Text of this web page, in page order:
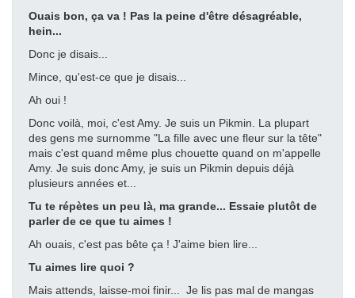
Ouais bon, ça va ! Pas la peine d'être désagréable,
hein...
Donc je disais...
Mince, qu'est-ce que je disais...
Ah oui !
Donc voilà, moi, c'est Amy. Je suis un Pikmin. La plupart
des gens me surnomme "La fille avec une fleur sur la tête"
mais c'est quand même plus chouette quand on m'appelle
Amy. Je suis donc Amy, je suis un Pikmin depuis déjà
plusieurs années et...
Tu te répètes un peu là, ma grande... Essaie plutôt de
parler de ce que tu aimes !
Ah ouais, c'est pas bête ça ! J'aime bien lire...
Tu aimes lire quoi ?
Mais attends, laisse-moi finir... Je lis pas mal de mangas